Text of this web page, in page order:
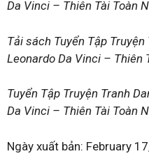
Da Vinci – Thiên Tài Toàn
Tải sách Tuyển Tập
Leonardo Da Vinci – Thiên
Tuyển Tập Truyện Tranh
Da Vinci – Thiên Tài Toàn
Ngày xuất bản: February